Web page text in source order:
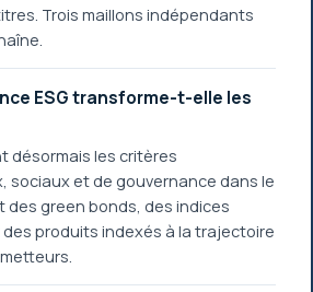
Trois maillons indépendants
ESG transforme-t-elle les
désormais les critères
sociaux et de gouvernance dans le
green bonds, des indices
produits indexés à la trajectoire